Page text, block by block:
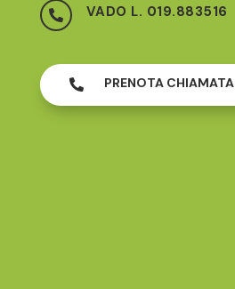
 VADO L. 019.883516
 PRENOTA CHIAMATA